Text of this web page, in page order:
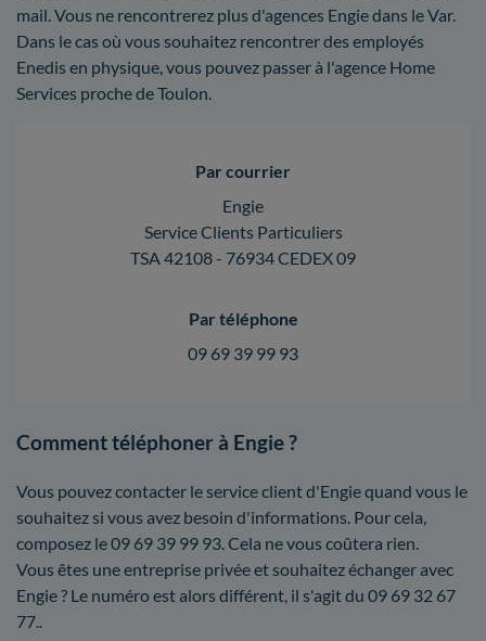
mail. Vous ne rencontrerez plus d'agences Engie dans le Var.
Dans le cas où vous souhaitez rencontrer des employés
Enedis en physique, vous pouvez passer à l'agence Home
Services proche de Toulon.
Par courrier
Engie
Service Clients Particuliers
TSA 42108 - 76934 CEDEX 09
Par téléphone
09 69 39 99 93
Comment téléphoner à Engie ?
Vous pouvez contacter le service client d'Engie quand vous le
souhaitez si vous avez besoin d'informations. Pour cela,
composez le 09 69 39 99 93. Cela ne vous coûtera rien.
Vous êtes une entreprise privée et souhaitez échanger avec
Engie ? Le numéro est alors différent, il s'agit du 09 69 32 67
77..